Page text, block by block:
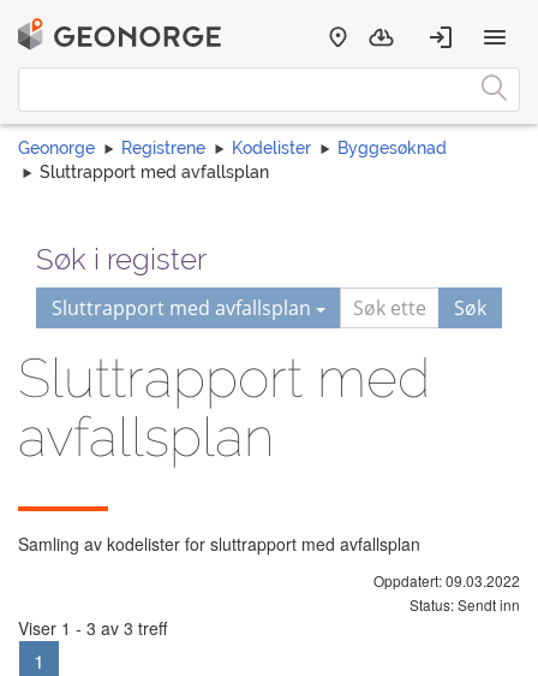
Geonorge Registrene Kodelister
Byggesøknad
Sluttrapport med avfallsplan
Søk i register
Sluttrapport med avfallsplan Søk
Sluttrapport med
avfallsplan
Samling av kodelister for sluttrapport med avfallsplan
Oppdatert: 09.03.2022
Status: Sendt inn
Viser 1 - 3 av 3 treff
1